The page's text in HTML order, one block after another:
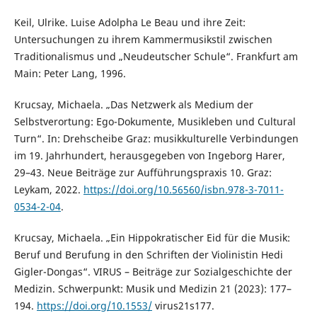
Keil, Ulrike. Luise Adolpha Le Beau und ihre Zeit:
Untersuchungen zu ihrem Kammermusikstil zwischen
Traditionalismus und „Neudeutscher Schule“. Frankfurt am
Main: Peter Lang, 1996.
Krucsay, Michaela. „Das Netzwerk als Medium der
Selbstverortung: Ego-Dokumente, Musikleben und Cultural
Turn“. In: Drehscheibe Graz: musikkulturelle Verbindungen
im 19. Jahrhundert, herausgegeben von Ingeborg Harer,
29–43. Neue Beiträge zur Aufführungspraxis 10. Graz:
Leykam, 2022. https://doi.org/10.56560/isbn.978-3-7011-
0534-2-04.
Krucsay, Michaela. „Ein Hippokratischer Eid für die Musik:
Beruf und Berufung in den Schriften der Violinistin Hedi
Gigler-Dongas“. VIRUS – Beiträge zur Sozialgeschichte der
Medizin. Schwerpunkt: Musik und Medizin 21 (2023): 177–
194. https://doi.org/10.1553/virus21s177.